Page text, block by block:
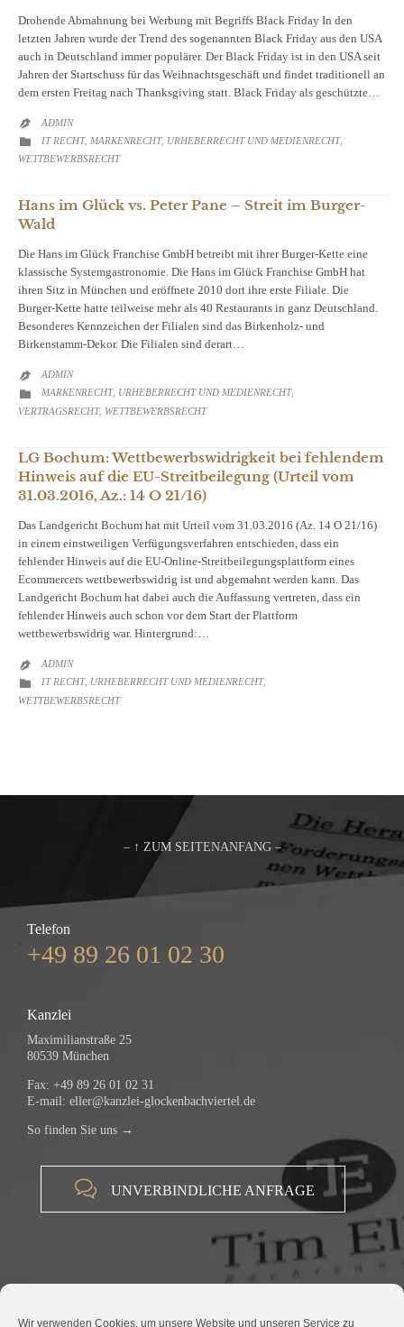
Wir verwenden Cookies, um unsere Website und unseren Service zu
Drohende Abmahnung bei Werbung mit Begriffs Black Friday In den
letzten Jahren wurde der Trend des sogenannten Black Friday aus den USA
auch in Deutschland immer populärer. Der Black Friday ist in den USA seit
Jahren der Startschuss für das Weihnachtsgeschäft und findet traditionell an
dem ersten Freitag nach Thanksgiving statt. Black Friday als geschützte…
 ADMIN
 CATEGORY
IT RECHT, MARKENRECHT, URHEBERRECHT UND MEDIENRECHT,
WETTBEWERBSRECHT
Hans im Glück vs. Peter Pane – Streit im Burger-
Wald
Die Hans im Glück Franchise GmbH betreibt mit ihrer Burger-Kette eine
klassische Systemgastronomie. Die Hans im Glück Franchise GmbH hat
ihren Sitz in München und eröffnete 2010 dort ihre erste Filiale. Die
Burger-Kette hatte teilweise mehr als 40 Restaurants in ganz Deutschland.
Besonderes Kennzeichen der Filialen sind das Birkenholz- und
Birkenstamm-Dekor. Die Filialen sind derart…
 ADMIN
 CATEGORY
MARKENRECHT, URHEBERRECHT UND MEDIENRECHT,
VERTRAGSRECHT, WETTBEWERBSRECHT
LG Bochum: Wettbewerbswidrigkeit bei fehlendem
Hinweis auf die EU-Streitbeilegung (Urteil vom
31.03.2016, Az.: 14 O 21/16)
Das Landgericht Bochum hat mit Urteil vom 31.03.2016 (Az. 14 O 21/16)
in einem einstweiligen Verfügungsverfahren entschieden, dass ein
fehlender Hinweis auf die EU-Online-Streitbeilegungsplattform eines
Ecommercers wettbewerbswidrig ist und abgemahnt werden kann. Das
Landgericht Bochum hat dabei auch die Auffassung vertreten, dass ein
fehlender Hinweis auch schon vor dem Start der Plattform
wettbewerbswidrig war. Hintergrund:…
 ADMIN
 CATEGORY
IT RECHT, URHEBERRECHT UND MEDIENRECHT,
WETTBEWERBSRECHT
– ↑ ZUM SEITENANFANG –
Telefon
+49 89 26 01 02 30
Kanzlei
Maximilianstraße 25
80539 München
Fax: +49 89 26 01 02 31
E-mail: eller@kanzlei-glockenbachviertel.de
So finden Sie uns →
 UNVERBINDLICHE ANFRAGE